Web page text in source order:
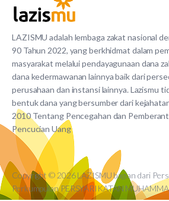
LAZISMU adalah lembaga zakat nasional
90 Tahun 2022, yang berkhidmat dalam
masyarakat melalui pendayagunaan dana
dana kedermawanan lainnya baik dari
perusahaan dan instansi lainnya. Lazismu
bentuk dana yang bersumber dari
2010 Tentang Pencegahan dan
Pencucian Uang
Copyright © 2026 LAZISMU bagian dari
Perkumpulan PERSYARIKATAN